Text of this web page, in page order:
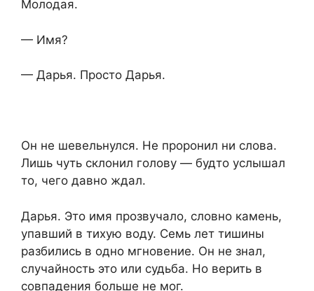
Молодая.
— Имя?
— Дарья. Просто Дарья.
Он не шевельнулся. Не проронил ни слова.
Лишь чуть склонил голову — будто услышал
то, чего давно ждал.
Дарья. Это имя прозвучало, словно камень,
упавший в тихую воду. Семь лет тишины
разбились в одно мгновение. Он не знал,
случайность это или судьба. Но верить в
совпадения больше не мог.